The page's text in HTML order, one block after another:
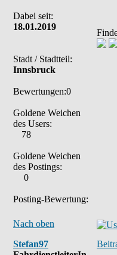
Dabei seit:
18.01.2019
Stadt / Stadtteil:
Innsbruck
Bewertungen:0
Goldene Weichen
des Users:
78
Goldene Weichen
des Postings:
0
Posting-Bewertung:
Nach oben
Stefan97